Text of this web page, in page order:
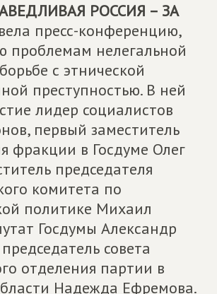
РОССИЯ – ЗА
пресс-конференцию,
проблемам нелегальной
с этнической
преступностью. В ней
лидер социалистов
первый заместитель
фракции в Госдуме Олег
председателя
комитета по
политике Михаил
Госдумы Александр
совета
отделения партии в
Надежда Ефремова.